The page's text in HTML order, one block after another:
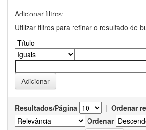
Adicionar filtros:
Utilizar filtros para refinar o resultado de
Resultados/Página | Ordenar
Ordenar